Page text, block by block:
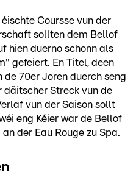
Coursse vun der
sollten dem Bellof
hien duerno schonn als
gefeiert. En Titel, deen
70er Joren duerch seng
däitscher Streck vun de
vun der Saison sollt
eng Kéier war de Bellof
der Eau Rouge zu Spa.